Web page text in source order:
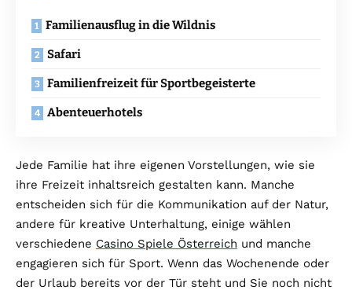
Familienausflug in die Wildnis
Safari
Familienfreizeit für Sportbegeisterte
Abenteuerhotels
Jede Familie hat ihre eigenen Vorstellungen, wie sie
ihre Freizeit inhaltsreich gestalten kann. Manche
entscheiden sich für die Kommunikation auf der Natur,
andere für kreative Unterhaltung, einige wählen
verschiedene Casino Spiele Österreich und manche
engagieren sich für Sport. Wenn das Wochenende oder
der Urlaub bereits vor der Tür steht und Sie noch nicht